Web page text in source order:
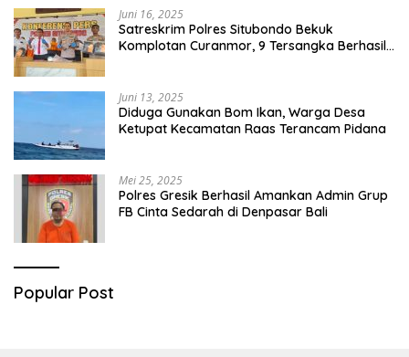
Juni 16, 2025
Satreskrim Polres Situbondo Bekuk
Komplotan Curanmor, 9 Tersangka Berhasil
Juni 13, 2025
Diduga Gunakan Bom Ikan, Warga Desa
Ketupat Kecamatan Raas Terancam Pidana
Mei 25, 2025
Polres Gresik Berhasil Amankan Admin Grup
FB Cinta Sedarah di Denpasar Bali
Popular Post